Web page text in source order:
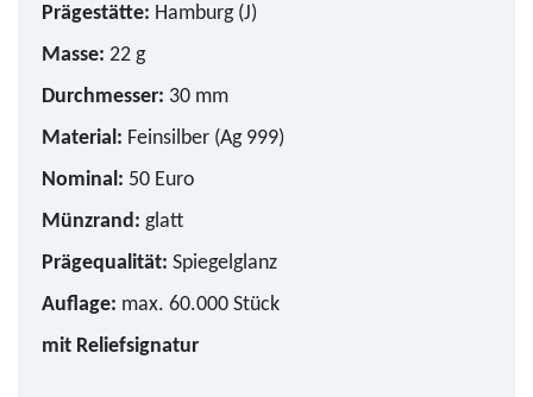
Prägestätte: Hamburg (J)
Masse: 22 g
Durchmesser: 30 mm
Material: Feinsilber (Ag 999)
Nominal: 50 Euro
Münzrand: glatt
Prägequalität: Spiegelglanz
Auflage: max. 60.000 Stück
mit Reliefsignatur